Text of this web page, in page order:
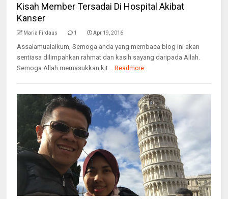
Kisah Member Tersadai Di Hospital Akibat
Kanser
Maria Firdaus 1 Apr 19, 2016
Assalamualaikum, Semoga anda yang membaca blog ini akan
sentiasa dilimpahkan rahmat dan kasih sayang daripada Allah.
Semoga Allah memasukkan kit...
Readmore